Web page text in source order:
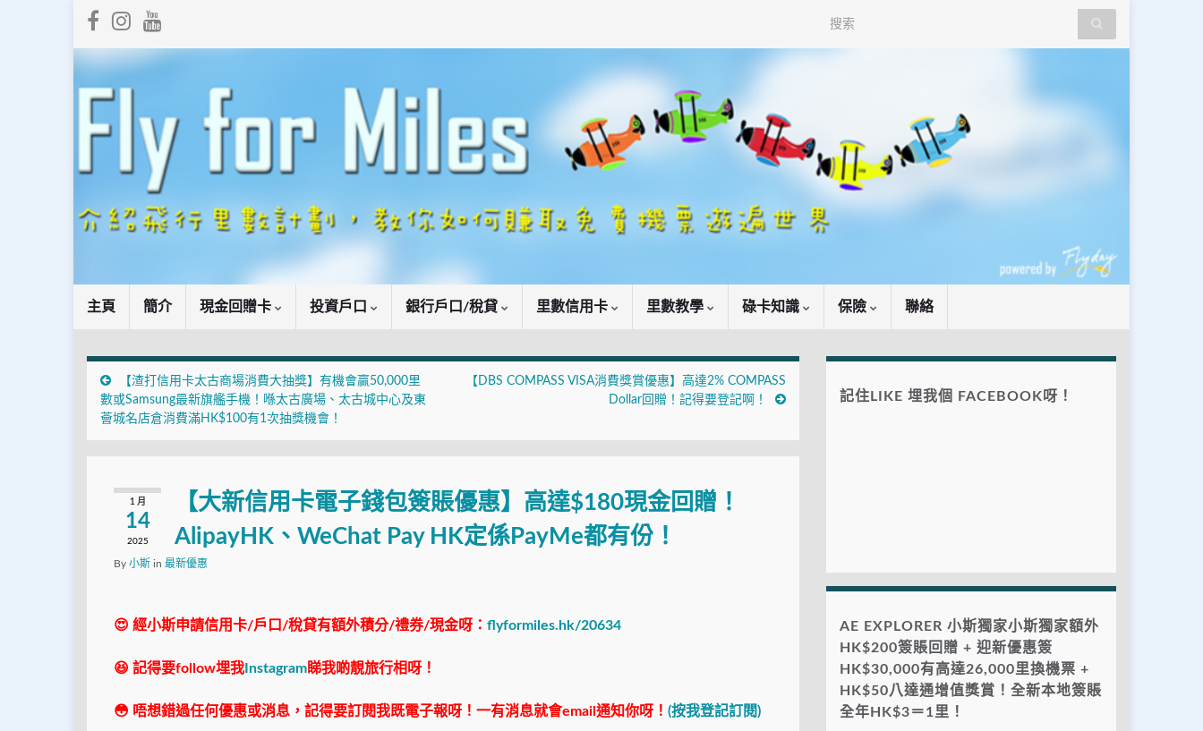
Search for:
主頁 簡介 現金回贈卡 投資戶口 銀行戶口/稅貸 里數信用卡 里數教學 碌卡知識 保險 聯絡
【渣打信用卡太古商場消費大抽獎】有機會贏50,000里
數或Samsung最新旗艦手機！喺太古廣場、太古城中心及東
薈城名店倉消費滿HK$100有1次抽獎機會！
【DBS COMPASS VISA消費獎賞優惠】高達2% COMPASS
Dollar回贈！記得要登記啊！
1 月
14
2025
【大新信用卡電子錢包簽賬優惠】高達$180現金回贈！
AlipayHK、WeChat Pay HK定係PayMe都有份！
By 小斯 in 最新優惠
😍 經小斯申請信用卡/戶口/稅貸有額外積分/禮券/現金呀： flyformiles.hk/20634
😆 記得要follow埋我 Instagram睇我啲靚旅行相呀！
😳 唔想錯過任何優惠或消息，記得要訂閱我既電子報呀！一有消息就會email通知你呀！ (按我登記訂閱)
記住LIKE 埋我個 FACEBOOK呀！
AE EXPLORER 小斯獨家小斯獨家額外
HK$200簽賬回贈 + 迎新優惠簽
HK$30,000有高達26,000里換機票 +
HK$50八達通增值獎賞！全新本地簽賬
全年HK$3＝1里！